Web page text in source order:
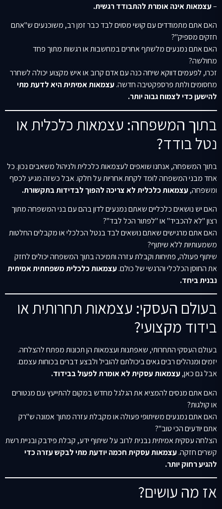
–עצמאות אינה אומרת להתבודד רגשית.
האם אתם מתמודדים עם קושי מסוים לבד כבר זמן רב, משוכנעים ש"אתם
חזקים מספיק"?
האם אתם נמנעים מלשתף אחרים במחשבות או רגשות מתוך פחד
מחולשה?
זכרו, לפעמים דווקא שיחה כנה עם אדם קרוב או איש מקצוע יכולה לשחרר
מחסומים ולתת פרספקטיבה חדשה.עצמאות אמיתית היא לדעת מתי
להישען כדי לצמוח גבוה יותר.
בתוך המשפחה: עצמאות כלכלית או
נטל בודד?
בתוך המשפחה, אנחנו שואפים לעצמאות כלכלית ולניהול משאבים נכון. כל
אחד מבני המשפחה לומד לקחת אחריות על חלקו. אבל כשזה מגיע לכסף
ומשפחה,עצמאות כלכלית לא צריכה להפוך לבדידות בתקשורת.
האם יש נושאים כלכליים שאתם נמנעים לדון בהם עם בני המשפחה מתוך
רצון "לא להכביד" או "לפתור הכל לבד"?
האם אתם מרגישים שאתם נושאים לבד בנטל הכלכלי או מקבלים החלטות
משמעותיות ללא שיתוף?
שיתוף פעולה, פתיחות וקבלת עזרה ותמיכה בתוך המשפחה יכולים לחזק
את החוסן הכלכלי והרגשי של כולם.עצמאות כלכלית משפחתית אמיתית
נבנית ביחד.
בעולם העסקי: עצמאות תחרותית או
בידוד מקצועי?
בעולם העסקי התחרותי, שאפתנות ועצמאות הן תכונות מפתח להצלחה.
יזמים ומנהלים רבים גאים ביכולתם להוביל ולבצע דברים בכוחות עצמם.
אבל גם כאן,עצמאות עסקית לא אומרת לפעול בבידוד.
האם אתם מנסים להמציא את הגלגל מחדש במקום להתייעץ עם מנטורים
או קולגות?
האם אתם נמנעים משיתופי פעולה או מקבלת עזרה מתוך אמונה ש"רק
אתם יודעים הכי טוב"?
הצלחה עסקית אמיתית נבנית לרוב על שיתוף ידע, קבלת פידבק ובניית רשת
קשרים חזקה.עצמאות עסקית חכמה יודעת מתי לבקש עזרה כדי
להגיע רחוק יותר.
אז מה עושים?